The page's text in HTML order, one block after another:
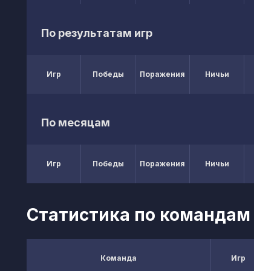
По результатам игр
Игр Победы Поражения Ничьи
По месяцам
Игр Победы Поражения Ничьи
Статистика по командам
Команда Игр